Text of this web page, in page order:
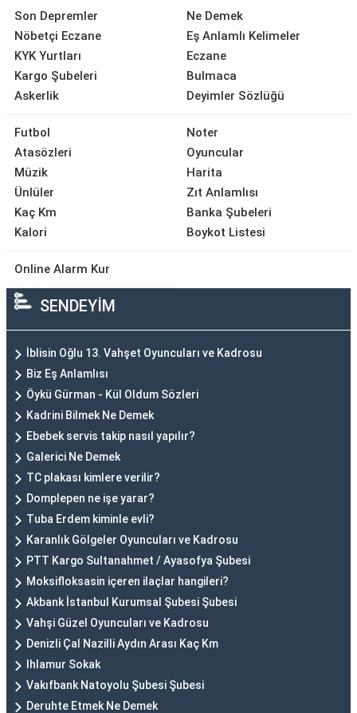
Son Depremler
Nöbetçi Eczane
KYK Yurtları
Kargo Şubeleri
Askerlik
Ne Demek
Eş Anlamlı Kelimeler
Eczane
Bulmaca
Deyimler Sözlüğü
Futbol
Atasözleri
Müzik
Ünlüler
Kaç Km
Kalori
Noter
Oyuncular
Harita
Zıt Anlamlısı
Banka Şubeleri
Boykot Listesi
Online Alarm Kur
SENDEYİM
İblisin Oğlu 13. Vahşet Oyuncuları ve Kadrosu
Biz Eş Anlamlısı
Öykü Gürman - Kül Oldum Sözleri
Kadrini Bilmek Ne Demek
Ebebek servis takip nasıl yapılır?
Galerici Ne Demek
TC plakası kimlere verilir?
Domplepen ne işe yarar?
Tuba Erdem kiminle evli?
Karanlık Gölgeler Oyuncuları ve Kadrosu
PTT Kargo Sultanahmet / Ayasofya Şubesi
Moksifloksasin içeren ilaçlar hangileri?
Akbank İstanbul Kurumsal Şubesi Şubesi
Vahşi Güzel Oyuncuları ve Kadrosu
Denizli Çal Nazilli Aydın Arası Kaç Km
Ihlamur Sokak
Vakıfbank Natoyolu Şubesi Şubesi
Deruhte Etmek Ne Demek